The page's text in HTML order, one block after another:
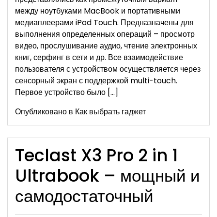
между ноутбуками MacBook и портативными
медиаплеерами iPod Touch. Предназначены для
выполнения определенных операций – просмотр
видео, прослушивание аудио, чтение электронных
книг, серфинг в сети и др. Все взаимодействие
пользователя с устройством осуществляется через
сенсорный экран с поддержкой multi-touch.
Первое устройство было […]
Опубликовано в Как выбрать гаджет
Teclast X3 Pro 2 in 1
Ultrabook – мощный и
самодостаточный